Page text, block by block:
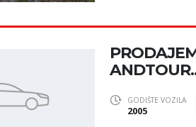
GODIŠTE VOZILA
2005